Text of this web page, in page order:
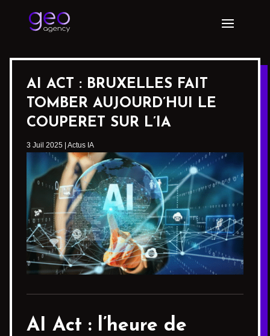
AI ACT : BRUXELLES FAIT
TOMBER AUJOURD’HUI LE
COUPERET SUR L’IA
3 Juil 2025 Actus IA
AI Act : l’heure de